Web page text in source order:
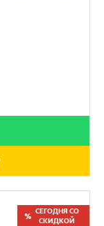
СЕГОДНЯ СО
СКИДКОЙ